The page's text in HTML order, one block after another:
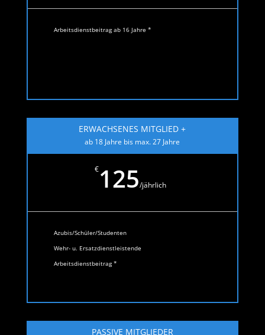
Arbeitsdienstbeitrag ab 16 Jahre *
ERWACHSENES MITGLIED +
ab 18 Jahre bis max. 27 Jahre
€125/jährlich
Azubis/Schüler/Studenten
Wehr- u. Ersatzdienstleistende
Arbeitsdienstbeitrag *
PASSIVE MITGLIEDER